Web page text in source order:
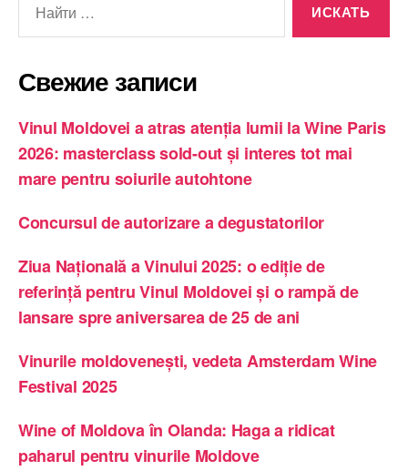
Свежие записи
Vinul Moldovei a atras atenția lumii la Wine Paris
2026: masterclass sold-out și interes tot mai
mare pentru soiurile autohtone
Concursul de autorizare a degustatorilor
Ziua Națională a Vinului 2025: o ediție de
referință pentru Vinul Moldovei și o rampă de
lansare spre aniversarea de 25 de ani
Vinurile moldovenești, vedeta Amsterdam Wine
Festival 2025
Wine of Moldova în Olanda: Haga a ridicat
paharul pentru vinurile Moldove